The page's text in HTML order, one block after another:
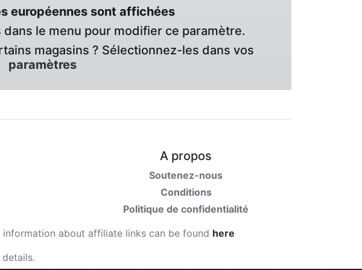
européennes sont affichées
le menu pour modifier ce paramètre.
magasins ? Sélectionnez-les dans vos
paramètres
A propos
Soutenez-nous
Conditions
Politique de confidentialité
information about affiliate links can be found here